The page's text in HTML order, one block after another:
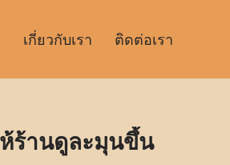
เกี่ยวกับเรา ติดต่อเรา
ร้านดูละมุนขึ้น